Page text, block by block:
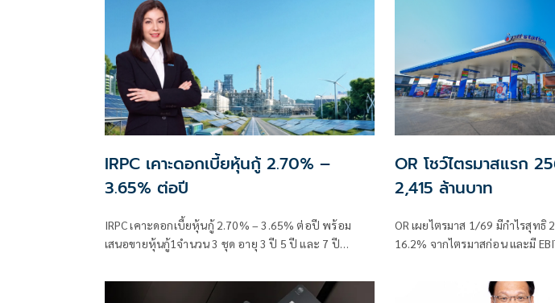
IRPC เคาะดอกเบี้ยหุ้นกู้ 2.70% –
3.65% ต่อปี
IRPC เคาะดอกเบี้ยหุ้นกู้ 2.70% – 3.65% ต่อปี พร้อม
เสนอขายหุ้นกู้1จำนวน 3 ชุด อายุ 3 ปี 5 ปี และ 7 ปี
OR โชว์ไตรมาสแรก
2,415 ล้านบาท
OR เผยไตรมาส 1/69 มีกำไรสุท
16.2% จากไตรมาสก่อน และมี EBITDA 7,100 ล้
Ecosystem และลงทุนโครงสร้าง